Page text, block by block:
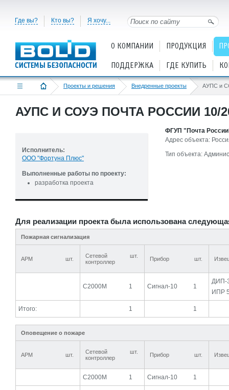
Где вы? Кто вы? Я хочу...
О КОМПАНИИ ПРОДУКЦИЯ
ПОДДЕРЖКА ГДЕ КУПИТЬ
Проекты и решения Внедренные проекты
АУПС И СОУЭ ПОЧТА РОССИИ 10/
Исполнитель:
ООО "Фортуна Плюс"
Выполненные работы по проекту:
разработка проекта
ФГУП "Почта
Адрес объекта:
Тип объекта:
Для реализации проекта была использована
Пожарная сигнализация
АРМ шт.
Сетевой
контроллер
шт. Прибор шт.
С2000М 1 Сигнал-10 1
ДИП-
ИПР
Итого: 1 1
Оповещение о пожаре
АРМ шт.
Сетевой
контроллер
шт. Прибор шт.
С2000М 1 Сигнал-10 1